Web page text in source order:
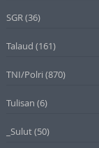
SGR(36)
Talaud (161)
TNI/Polri (870)
Tulisan (6)
_Sulut(50)